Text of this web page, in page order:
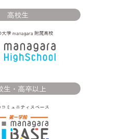
高校生
生・高卒以上